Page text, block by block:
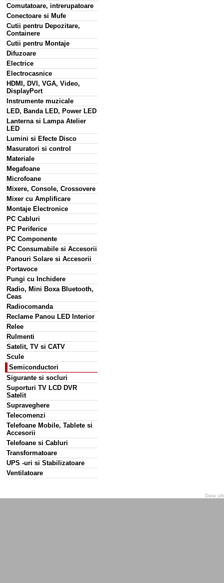
Comutatoare, intrerupatoare
Conectoare si Mufe
Cutii pentru Depozitare,
Containere
Cutii pentru Montaje
Difuzoare
Electrice
Electrocasnice
HDMI, DVI, VGA, Video,
DisplayPort
Instrumente muzicale
LED, Banda LED, Power LED
Lanterna si Lampa Atelier
LED
Lumini si Efecte Disco
Masuratori si control
Materiale
Megafoane
Microfoane
Mixere, Console, Crossovere
Mixer cu Amplificare
Montaje Electronice
PC Cabluri
PC Periferice
PC Componente
PC Consumabile si Accesorii
Panouri Solare si Accesorii
Portavoce
Pungi cu Inchidere
Radio, Mini Boxa Bluetooth,
Ceas
Radiocomanda
Reclame Panou LED Interior
Relee
Rulmenti
Satelit, TV si CATV
Scule
Semiconductori
Sigurante si socluri
Suporturi TV LCD DVR
Satelit
Supraveghere
Telecomenzi
Telefoane Mobile, Tablete si
Accesorii
Telefoane si Cabluri
Transformatoare
UPS -uri si Stabilizatoare
Ventilatoare
Data